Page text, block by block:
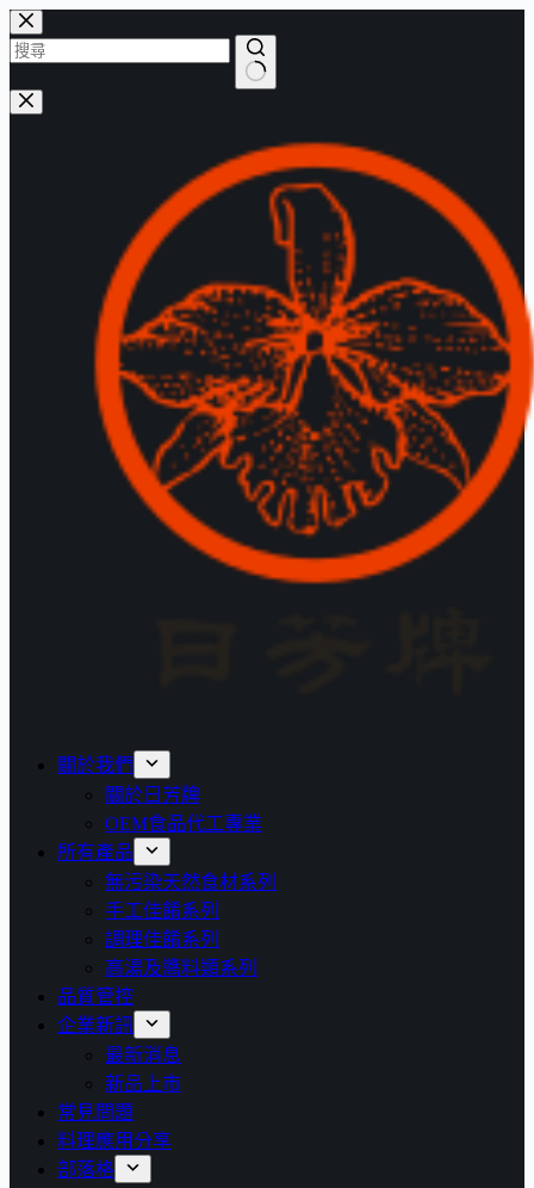
跳
至
要
找
關於我們
關於日芳牌
OEM食品代工專業
所有產品
無污染天然食材系列
手工佳餚系列
調理佳餚系列
高湯及醬料類系列
品質管控
企業新訊
最新消息
新品上市
常見問題
料理應用分享
部落格